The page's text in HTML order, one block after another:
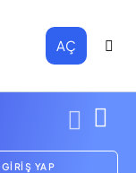
AÇ
GİRİŞ YAP